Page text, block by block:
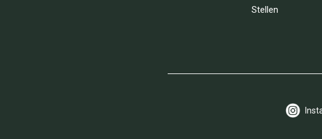
Stellen